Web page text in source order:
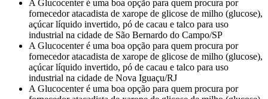
A Glucocenter é uma boa opção para quem procura por
fornecedor atacadista de xarope de glicose de milho (glucose),
açúcar líquido invertido, pó de cacau e talco para uso
industrial na cidade de São Bernardo do Campo/SP
A Glucocenter é uma boa opção para quem procura por
fornecedor atacadista de xarope de glicose de milho (glucose),
açúcar líquido invertido, pó de cacau e talco para uso
industrial na cidade de Nova Iguaçu/RJ
A Glucocenter é uma boa opção para quem procura por